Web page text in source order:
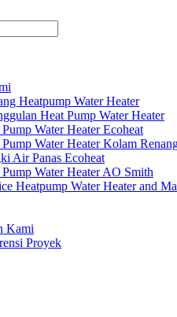
Heatpump Water Heater
Heat Pump Water Heater
Water Heater Ecoheat
Water Heater Kolam
Air Panas Ecoheat
Water Heater AO Smith
Heatpump Water Heater and
Kami
Proyek